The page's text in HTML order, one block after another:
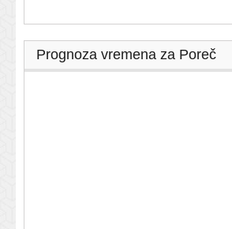
Prognoza vremena za Poreč